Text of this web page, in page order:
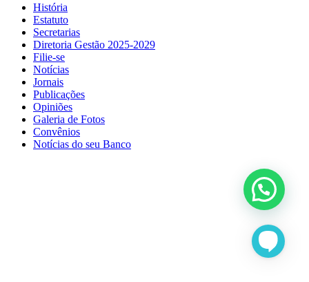
História
Estatuto
Secretarias
Diretoria Gestão 2025-2029
Filie-se
Notícias
Jornais
Publicações
Opiniões
Galeria de Fotos
Convênios
Notícias do seu Banco